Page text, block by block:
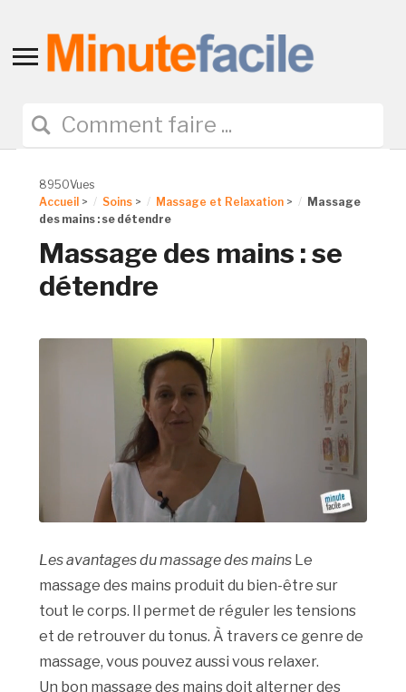
Toggle
navigation
8950Vues
Accueil > Soins > Massage et Relaxation >
Massage
des mains : se détendre
Massage des mains : se
détendre
Les avantages du massage des mains Le
massage des mains produit du bien-être sur
tout le corps. Il permet de réguler les tensions
et de retrouver du tonus. À travers ce genre de
massage, vous pouvez aussi vous relaxer.
Un bon massage des mains doit alterner des